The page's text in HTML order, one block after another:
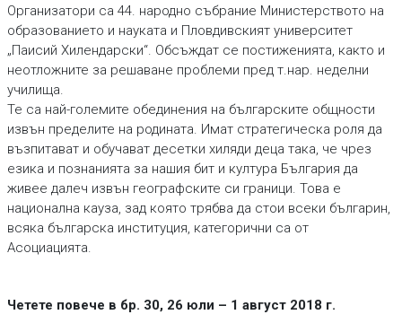
Организатори са 44. народно събрание Министерството на
образованието и науката и Пловдивският университет
„Паисий Хилендарски“. Обсъждат се постиженията, както и
неотложните за решаване проблеми пред т.нар. неделни
училища.
Те са най-големите обединения на българските общности
извън пределите на родината. Имат стратегическа роля да
възпитават и обучават десетки хиляди деца така, че чрез
езика и познанията за нашия бит и култура България да
живее далеч извън географските си граници. Това е
национална кауза, зад която трябва да стои всеки българин,
всяка българска институция, категорични са от
Асоциацията.
Четете повече в бр. 30, 26 юли – 1 август 2018 г.